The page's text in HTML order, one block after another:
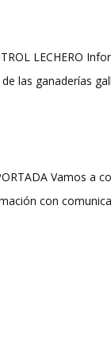
LECHERO
las ganaderías
Vamos a
con